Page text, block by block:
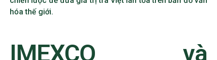
hóa thế giới.
IMEXCO và